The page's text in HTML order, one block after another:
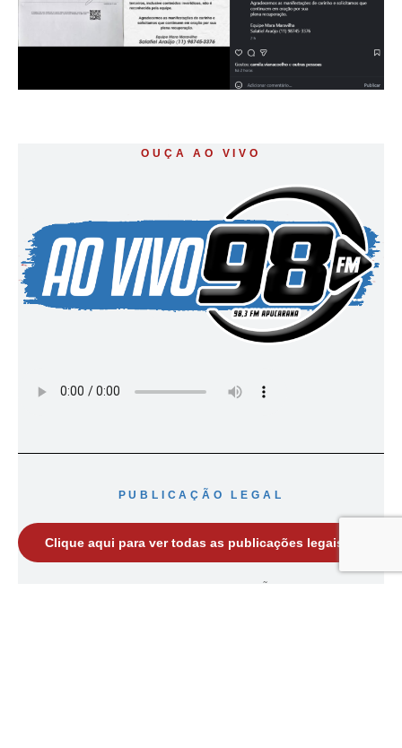
OUÇA AO VIVO
PUBLICAÇÃO LEGAL
Clique aqui para ver todas as publicações legais